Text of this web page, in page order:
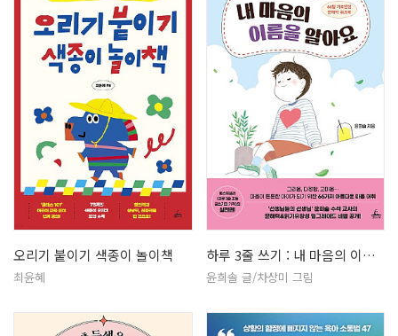
오리기 붙이기 색종이 놀이책
최윤혜
하루 3줄 쓰기 : 내 마음의 이름을…
윤희솔 글/차상미 그림